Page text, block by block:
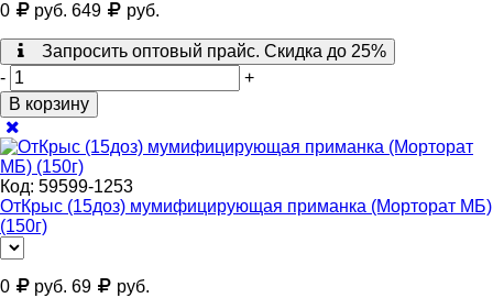
0 руб. 649 руб.
Запросить оптовый прайс. Скидка до 25%
-
+
В корзину
Код: 59599-1253
ОтКрыс (15доз) мумифицирующая приманка (Морторат МБ)
(150г)
0 руб. 69 руб.